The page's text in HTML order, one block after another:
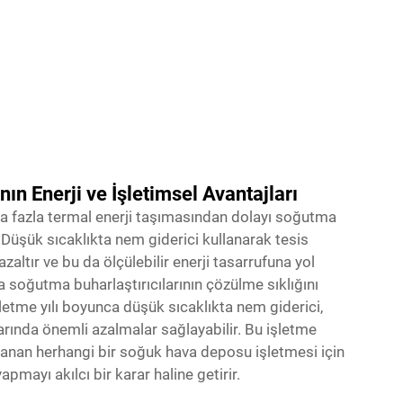
Enerji ve İşletimsel Avantajları
fazla termal enerji taşımasından dolayı soğutma
sıcaklıkta nem giderici kullanarak tesis
ve bu da ölçülebilir enerji tasarrufuna yol
buharlaştırıcılarının çözülme sıklığını
yılı boyunca düşük sıcaklıkta nem giderici,
önemli azalmalar sağlayabilir. Bu işletme
herhangi bir soğuk hava deposu işletmesi için
akılcı bir karar haline getirir.